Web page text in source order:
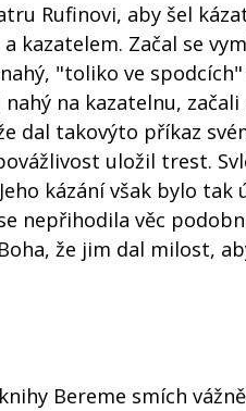
Rufinovi, aby šel
kazatelem. Začal se
"toliko ve
na kazatelnu,
dal takovýto příkaz
uložil trest.
kázání však bylo
nepřihodila věc
že jim dal milost,
Bereme smích